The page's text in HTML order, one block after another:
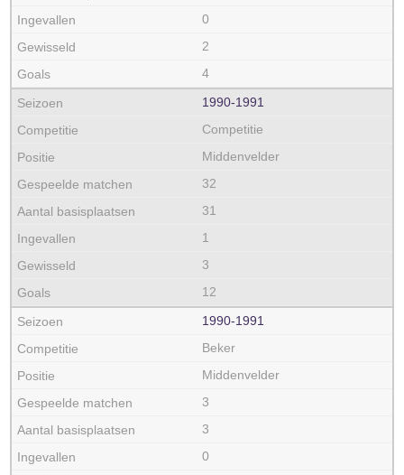
0
2
4
1990‑1991
Competitie
Middenvelder
32
31
1
3
12
1990‑1991
Beker
Middenvelder
3
3
0